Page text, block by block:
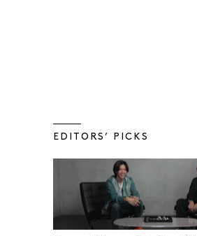
EDITORS’ PICKS